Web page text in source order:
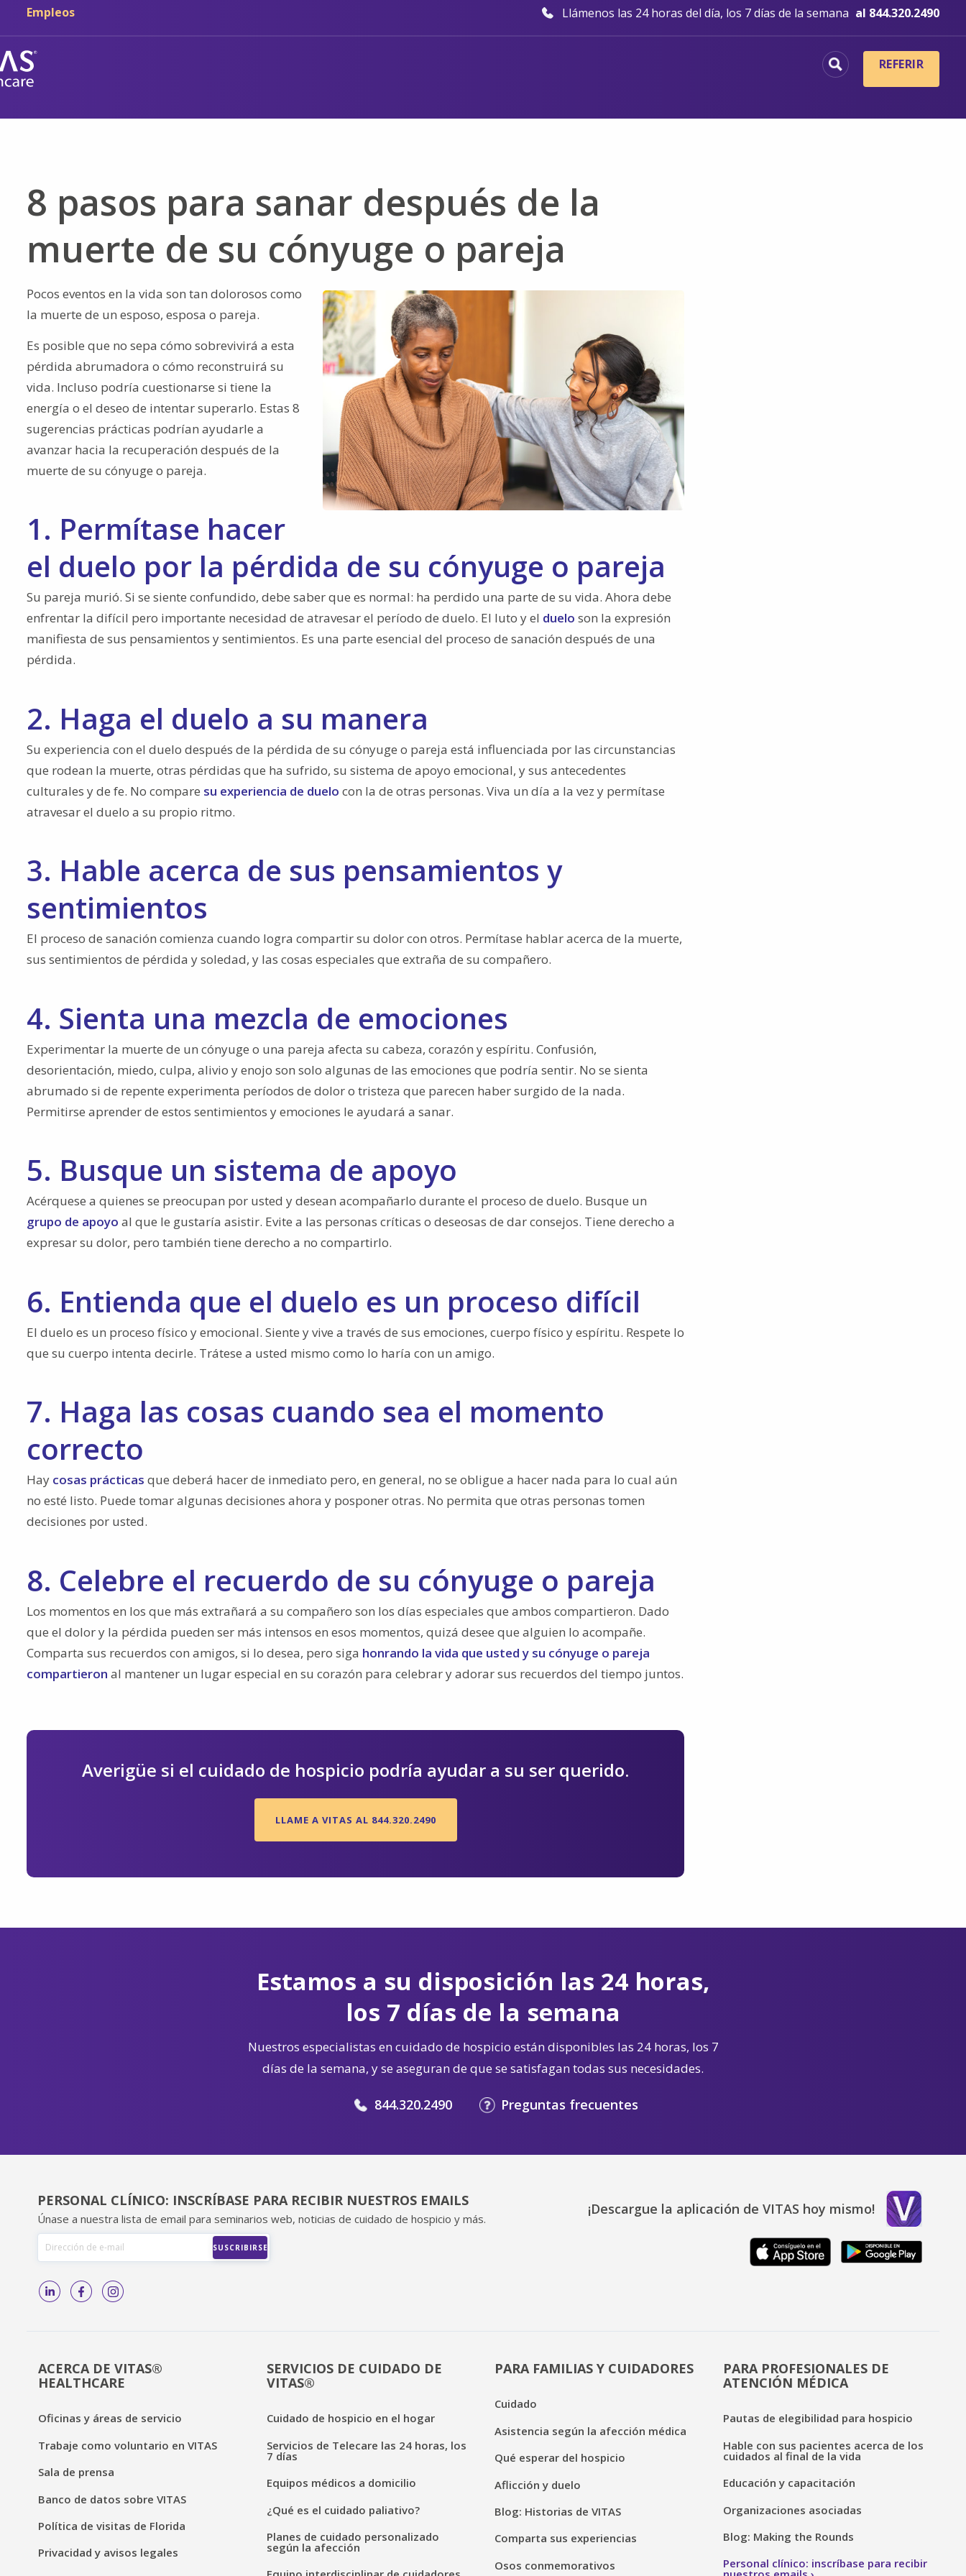
Ir al contenido principal
Ir a navegación
Empleos Llámenos las 24 horas del día, los 7 días de la semana al 844.320.2490
REFERIR
8 pasos para sanar después de la
muerte de su cónyuge o pareja
Pocos eventos en la vida son tan dolorosos como
la muerte de un esposo, esposa o pareja.
Es posible que no sepa cómo sobrevivirá a esta
pérdida abrumadora o cómo reconstruirá su
vida. Incluso podría cuestionarse si tiene la
energía o el deseo de intentar superarlo. Estas 8
sugerencias prácticas podrían ayudarle a
avanzar hacia la recuperación después de la
muerte de su cónyuge o pareja.
1. Permítase hacer
el duelo por la pérdida de su cónyuge o pareja
Su pareja murió. Si se siente confundido, debe saber que es normal: ha perdido una parte de su vida. Ahora debe
enfrentar la difícil pero importante necesidad de atravesar el período de duelo. El luto y el duelo son la expresión
manifiesta de sus pensamientos y sentimientos. Es una parte esencial del proceso de sanación después de una
pérdida.
2. Haga el duelo a su manera
Su experiencia con el duelo después de la pérdida de su cónyuge o pareja está influenciada por las circunstancias
que rodean la muerte, otras pérdidas que ha sufrido, su sistema de apoyo emocional, y sus antecedentes
culturales y de fe. No compare su experiencia de duelo con la de otras personas. Viva un día a la vez y permítase
atravesar el duelo a su propio ritmo.
3. Hable acerca de sus pensamientos y
sentimientos
El proceso de sanación comienza cuando logra compartir su dolor con otros. Permítase hablar acerca de la muerte,
sus sentimientos de pérdida y soledad, y las cosas especiales que extraña de su compañero.
4. Sienta una mezcla de emociones
Experimentar la muerte de un cónyuge o una pareja afecta su cabeza, corazón y espíritu. Confusión,
desorientación, miedo, culpa, alivio y enojo son solo algunas de las emociones que podría sentir. No se sienta
abrumado si de repente experimenta períodos de dolor o tristeza que parecen haber surgido de la nada.
Permitirse aprender de estos sentimientos y emociones le ayudará a sanar.
5. Busque un sistema de apoyo
Acérquese a quienes se preocupan por usted y desean acompañarlo durante el proceso de duelo. Busque un
grupo de apoyo al que le gustaría asistir. Evite a las personas críticas o deseosas de dar consejos. Tiene derecho a
expresar su dolor, pero también tiene derecho a no compartirlo.
6. Entienda que el duelo es un proceso difícil
El duelo es un proceso físico y emocional. Siente y vive a través de sus emociones, cuerpo físico y espíritu. Respete lo
que su cuerpo intenta decirle. Trátese a usted mismo como lo haría con un amigo.
7. Haga las cosas cuando sea el momento
correcto
Hay cosas prácticas que deberá hacer de inmediato pero, en general, no se obligue a hacer nada para lo cual aún
no esté listo. Puede tomar algunas decisiones ahora y posponer otras. No permita que otras personas tomen
decisiones por usted.
8. Celebre el recuerdo de su cónyuge o pareja
Los momentos en los que más extrañará a su compañero son los días especiales que ambos compartieron. Dado
que el dolor y la pérdida pueden ser más intensos en esos momentos, quizá desee que alguien lo acompañe.
Comparta sus recuerdos con amigos, si lo desea, pero siga honrando la vida que usted y su cónyuge o pareja
compartieron al mantener un lugar especial en su corazón para celebrar y adorar sus recuerdos del tiempo juntos.
Averigüe si el cuidado de hospicio podría ayudar a su ser querido.
LLAME A VITAS AL 844.320.2490
Estamos a su disposición las 24 horas,
los 7 días de la semana
Nuestros especialistas en cuidado de hospicio están disponibles las 24 horas, los 7
días de la semana, y se aseguran de que se satisfagan todas sus necesidades.
844.320.2490 Preguntas frecuentes
PERSONAL CLÍNICO: INSCRÍBASE PARA RECIBIR NUESTROS EMAILS
Únase a nuestra lista de email para seminarios web, noticias de cuidado de hospicio y más.
¡Descargue la aplicación de VITAS hoy mismo!
ACERCA DE VITAS®
HEALTHCARE
Oficinas y áreas de servicio
Trabaje como voluntario en VITAS
Sala de prensa
Banco de datos sobre VITAS
Política de visitas de Florida
Privacidad y avisos legales
SERVICIOS DE CUIDADO DE
VITAS®
Cuidado de hospicio en el hogar
Servicios de Telecare las 24 horas, los
7 días
Equipos médicos a domicilio
¿Qué es el cuidado paliativo?
Planes de cuidado personalizado
según la afección
PARA FAMILIAS Y CUIDADORES
Cuidado
Asistencia según la afección médica
Qué esperar del hospicio
Aflicción y duelo
Blog: Historias de VITAS
Comparta sus experiencias
Osos conmemorativos
PARA PROFESIONALES DE
ATENCIÓN MÉDICA
Pautas de elegibilidad para hospicio
Hable con sus pacientes acerca de los
cuidados al final de la vida
Educación y capacitación
Organizaciones asociadas
Blog: Making the Rounds
Personal clínico: inscríbase para recibir